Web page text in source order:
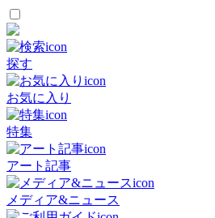
探す
お気に入り
特集
アート記事
メディア&ニュース